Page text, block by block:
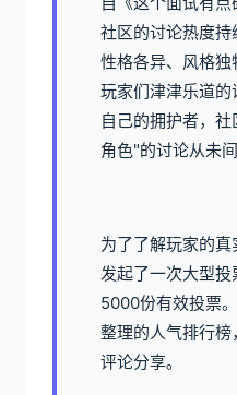
社区的讨论热度
性格各异、风格独
玩家们津津乐道
自己的拥护者，
角色"的讨论从未间
为了了解玩家的
发起了一次大型
5000份有效投票
整理的人气排行
评论分享。